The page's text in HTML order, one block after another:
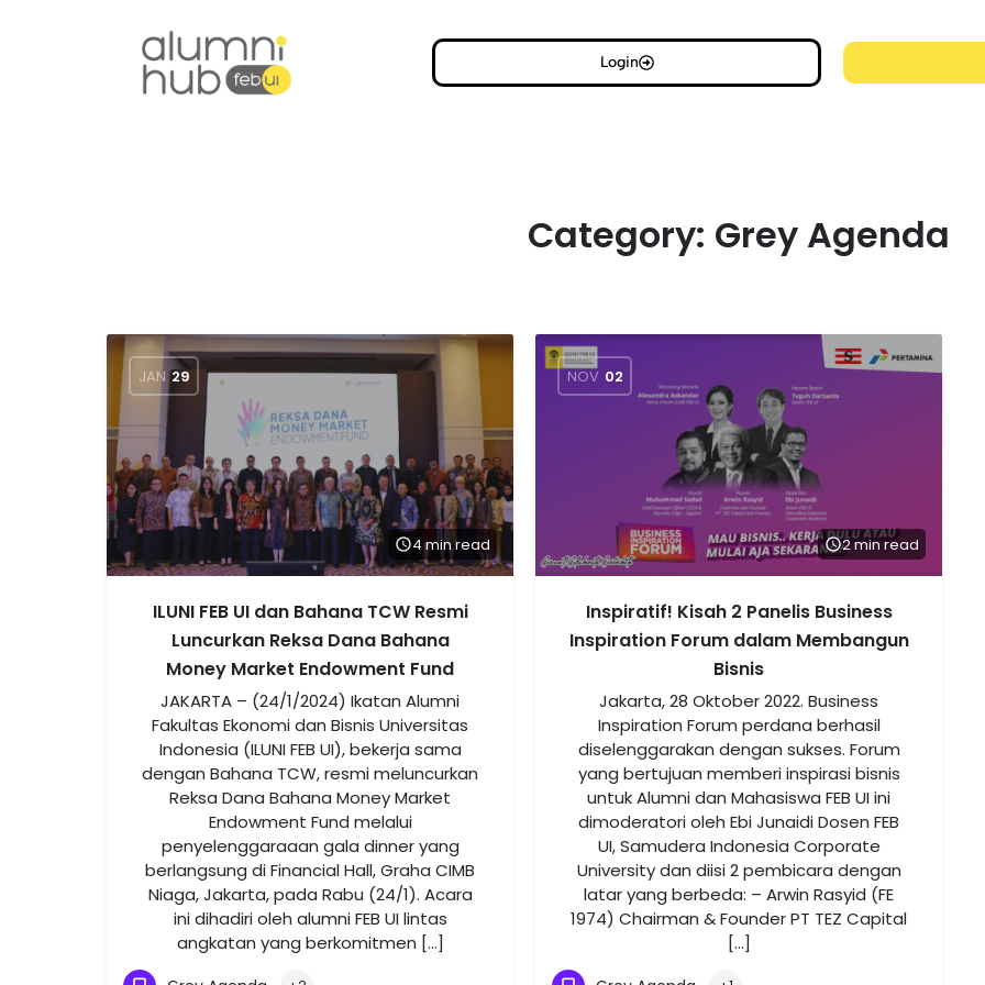
Login
Category: Grey Agenda
JAN 29
4 min read
ILUNI FEB UI dan Bahana TCW Resmi
Luncurkan Reksa Dana Bahana
Money Market Endowment Fund
JAKARTA – (24/1/2024) Ikatan Alumni
Fakultas Ekonomi dan Bisnis Universitas
Indonesia (ILUNI FEB UI), bekerja sama
dengan Bahana TCW, resmi meluncurkan
Reksa Dana Bahana Money Market
Endowment Fund melalui
penyelenggaraaan gala dinner yang
berlangsung di Financial Hall, Graha CIMB
Niaga, Jakarta, pada Rabu (24/1). Acara
ini dihadiri oleh alumni FEB UI lintas
angkatan yang berkomitmen […]
NOV 02
2 min read
Inspiratif! Kisah 2 Panelis Business
Inspiration Forum dalam Membangun
Bisnis
Jakarta, 28 Oktober 2022. Business
Inspiration Forum perdana berhasil
diselenggarakan dengan sukses. Forum
yang bertujuan memberi inspirasi bisnis
untuk Alumni dan Mahasiswa FEB UI ini
dimoderatori oleh Ebi Junaidi Dosen FEB
UI, Samudera Indonesia Corporate
University dan diisi 2 pembicara dengan
latar yang berbeda: – Arwin Rasyid (FE
1974) Chairman & Founder PT TEZ Capital
[…]